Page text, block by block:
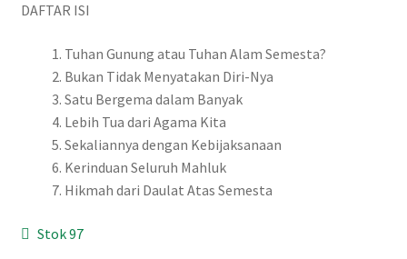
DAFTAR ISI
Tuhan Gunung atau Tuhan Alam Semesta?
Bukan Tidak Menyatakan Diri-Nya
Satu Bergema dalam Banyak
Lebih Tua dari Agama Kita
Sekaliannya dengan Kebijaksanaan
Kerinduan Seluruh Mahluk
Hikmah dari Daulat Atas Semesta
Stok 97